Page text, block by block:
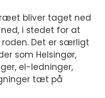
bliver taget ned
i stedet for at
Det er særligt
som Helsingør,
el-ledninger,
tæt på